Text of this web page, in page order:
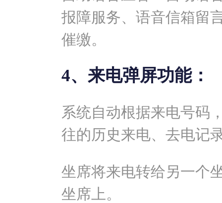
报障服务、语音信箱留
催缴。
4、来电弹屏功能：
系统自动根据来电号码
往的历史来电、去电记
坐席将来电转给另一个
坐席上。